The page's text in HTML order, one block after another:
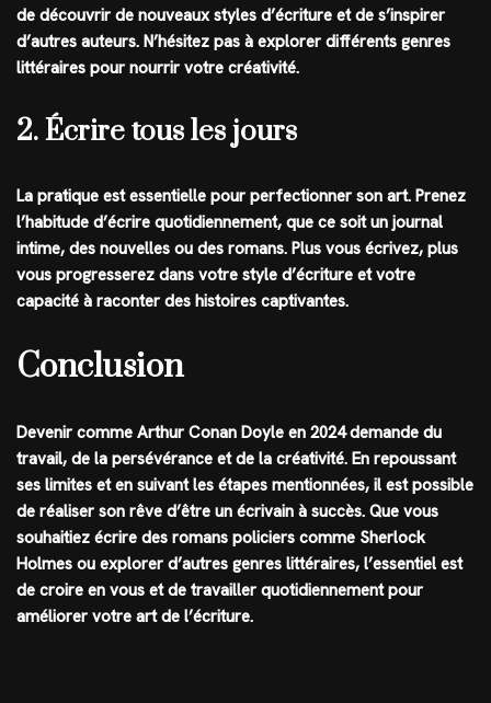
de découvrir de nouveaux styles d’écriture et de s’inspirer
d’autres auteurs. N’hésitez pas à explorer différents genres
littéraires pour nourrir votre créativité.
2. Écrire tous les jours
La pratique est essentielle pour perfectionner son art. Prenez
l’habitude d’écrire quotidiennement, que ce soit un journal
intime, des nouvelles ou des romans. Plus vous écrivez, plus
vous progresserez dans votre style d’écriture et votre
capacité à raconter des histoires captivantes.
Conclusion
Devenir comme Arthur Conan Doyle en 2024 demande du
travail, de la persévérance et de la créativité. En repoussant
ses limites et en suivant les étapes mentionnées, il est possible
de réaliser son rêve d’être un écrivain à succès. Que vous
souhaitiez écrire des romans policiers comme Sherlock
Holmes ou explorer d’autres genres littéraires, l’essentiel est
de croire en vous et de travailler quotidiennement pour
améliorer votre art de l’écriture.